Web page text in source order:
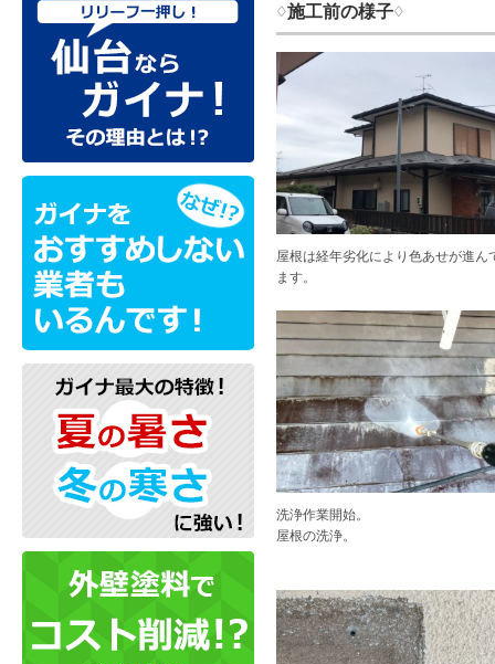
♢施工前の様子♢
屋根は経年劣化により色あせが進ん
ます。
洗浄作業開始。
屋根の洗浄。